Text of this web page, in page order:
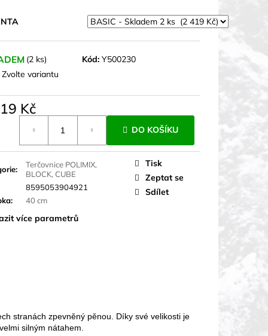
(2 ks) Kód: Y500230
Zvolte variantu
Kč
DO KOŠÍKU
:
Terčovnice POLIMIX,
BLOCK, CUBE
8595053904921
: 40 cm
více parametrů
Tisk
Zeptat se
Sdílet
stranách zpevněný pěnou. Díky své velikosti je
silným nátahem.